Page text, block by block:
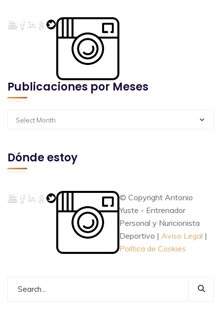
Publicaciones por Meses
Select Month
Dónde estoy
© Copyright Antonio
Yuste - Entrenador
Personal y Nuricionista
Deportivo | Aviso Legal |
Política de Cookies